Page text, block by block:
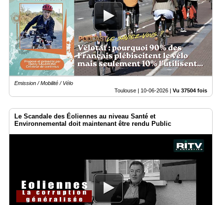
Emission / Mobilité / Vélo
Toulouse | 10-06-2026 | Vu 37504 fois
Le Scandale des Éoliennes au niveau Santé et
Environnemental doit maintenant être rendu Public